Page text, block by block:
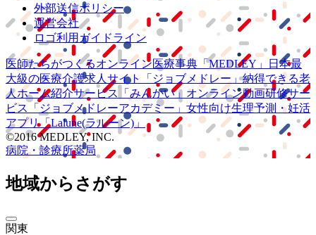
外部送信ポリシー
運営会社
ロゴ利用ガイドライン
医師たちがつくるオンライン医療事典 「MEDLEY」
日本最
大級の医療介護求人サイト 「ジョブメドレー」納得できる老
人ホーム紹介サービス
「みんかい」 オンライン動画研修サー
ビス
「ジョブメドレーアカデミー」 女性向け生理予測・妊活
アプリ「Lalune(ラルーン)」
©2016 MEDLEY, INC.
病院・診療所薬局
地域からさがす
関東